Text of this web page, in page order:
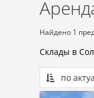
Найдено 1
Склады в
по
По